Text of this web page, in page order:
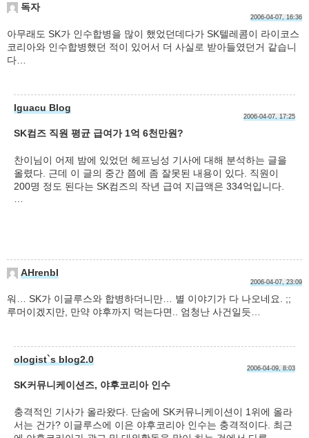
독자
2006-04-07, 16:36
아무래도 SK가 인수합병을 많이 했었던데다가 SK텔레콤이 라이코스
코리아와 인수합병했던 적이 있어서 더 사실로 받아들였던거 같습니
다…
Iguacu Blog
2006-04-07, 17:25
SK컴즈 직원 평균 급여가 1억 6천만원?
찬이님이 어제 밤에 있었던 헤프닝성 기사에 대해 분석하는 글을
올렸다. 근데 이 글의 중간 쯤에 좀 잘못된 내용이 있다. 직원이
200명 정도 된다는 SK컴즈의 작년 급여 지급액은 334억입니다.
AHrenbI
2006-04-07, 23:09
워… SK가 이글루스와 합병하더니만… 별 이야기가 다 나오네요. ;;
루머이겠지만, 만약 야후까지 먹는다면.. 엄청난 사건일듯…
ologist`s blog2.0
2006-04-09, 8:03
SK커뮤니케이션즈, 야후코리아 인수
충격적인 기사가 올라왔다. 단숨에 SK커뮤니케이션이 1위에 올라
서는 건가? 이글루스에 이은 야후코리아 인수는 충격적이다. 최근